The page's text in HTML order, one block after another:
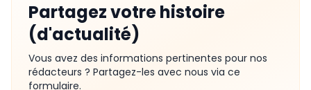
Partagez votre histoire
(d'actualité)
Vous avez des informations pertinentes pour nos
rédacteurs ? Partagez-les avec nous via ce
formulaire.